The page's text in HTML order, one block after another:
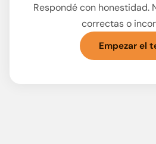
Respondé con honestidad.
correctas o
Empezar el